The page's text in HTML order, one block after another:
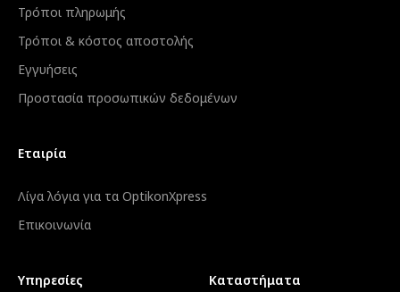
Τρόποι πληρωμής
Τρόποι & κόστος αποστολής
Εγγυήσεις
Προστασία προσωπικών δεδομένων
Εταιρία
Λίγα λόγια για τα OptikonXpress
Επικοινωνία
Υπηρεσίες
Καταστήματα